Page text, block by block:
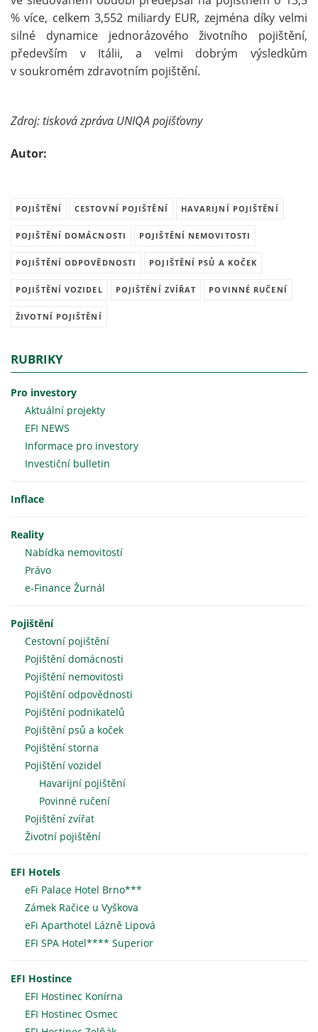
% více, celkem 3,552 miliardy EUR, zejména díky velmi
silné dynamice jednorázového životního pojištění,
především v Itálii, a velmi dobrým výsledkům
v soukromém zdravotním pojištění.
Zdroj: tisková zpráva UNIQA pojišťovny
Autor:
POJIŠTĚNÍ CESTOVNÍ POJIŠTĚNÍ HAVARIJNÍ POJIŠTĚNÍ
POJIŠTĚNÍ DOMÁCNOSTI POJIŠTĚNÍ NEMOVITOSTI
POJIŠTĚNÍ ODPOVĚDNOSTI POJIŠTĚNÍ PSŮ A KOČEK
POJIŠTĚNÍ VOZIDEL POJIŠTĚNÍ ZVÍŘAT POVINNÉ RUČENÍ
ŽIVOTNÍ POJIŠTĚNÍ
RUBRIKY
Pro investory
Aktuální projekty
EFI NEWS
Informace pro investory
Investiční bulletin
Inflace
Reality
Nabídka nemovitostí
Právo
e-Finance Žurnál
Pojištění
Cestovní pojištění
Pojištění domácnosti
Pojištění nemovitosti
Pojištění odpovědnosti
Pojištění podnikatelů
Pojištění psů a koček
Pojištění storna
Pojištění vozidel
Havarijní pojištění
Povinné ručení
Pojištění zvířat
Životní pojištění
EFI Hotels
eFi Palace Hotel Brno***
Zámek Račice u Vyškova
eFi Aparthotel Lázně Lipová
EFI SPA Hotel**** Superior
EFI Hostince
EFI Hostinec Konírna
EFI Hostinec Osmec